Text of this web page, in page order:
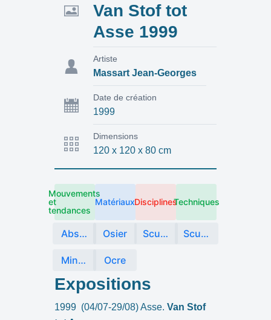
Van Stof tot
Asse 1999
Massart Jean-Georges
Artiste
1999
Date de création
120 x 120 x 80 cm
Dimensions
Mouvements
et
tendances
Abstraction
Minimalisme
Matériaux
Osier
Ocre
Disciplines
Sculpture
Techniques
Sculpture matière végétale
Expositions
1999 (04/07-29/08) Asse. Van Stof